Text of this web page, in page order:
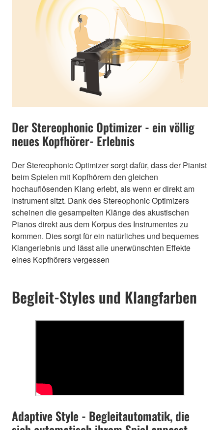
Der Stereophonic Optimizer - ein völlig
neues Kopfhörer- Erlebnis
Der Stereophonic Optimizer sorgt dafür, dass der Pianist
beim Spielen mit Kopfhörern den gleichen
hochauflösenden Klang erlebt, als wenn er direkt am
Instrument sitzt. Dank des Stereophonic Optimizers
scheinen die gesampelten Klänge des akustischen
Pianos direkt aus dem Korpus des Instrumentes zu
kommen. Dies sorgt für ein natürliches und bequemes
Klangerlebnis und lässt alle unerwünschten Effekte
eines Kopfhörers vergessen
Begleit-Styles und Klangfarben
Adaptive Style - Begleitautomatik, die